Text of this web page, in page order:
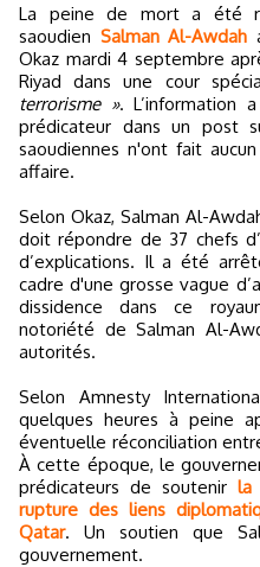
La peine de mort a été requise contre le prédicateur
saoudien Salman Al-Awdah
Okaz mardi 4 septembre
Riyad dans une cour
terrorisme ». L’information
prédicateur dans un post
saoudiennes n'ont fait
affaire.
Selon Okaz, Salman Al-
doit répondre de 37 chefs
d’explications. Il a été
cadre d'une grosse vague
dissidence dans ce
notoriété de Salman Al-
autorités.
Selon Amnesty
quelques heures à peine
éventuelle réconciliation
À cette époque, le
prédicateurs de soutenir la
rupture des liens
Qatar. Un soutien que
gouvernement.